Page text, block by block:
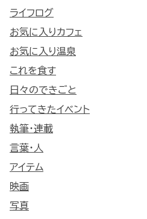
ライフログ
お気に入りカフェ
お気に入り温泉
これを食す
日々のできごと
行ってきたイベント
執筆・連載
言葉・人
アイテム
映画
写真